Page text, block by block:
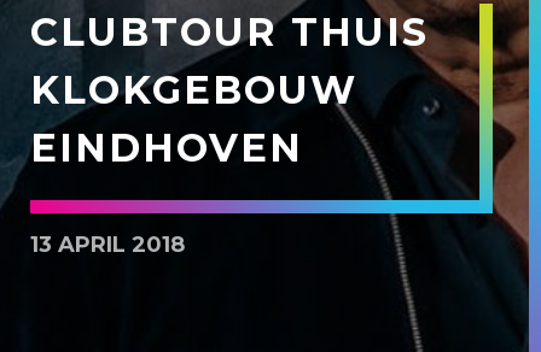
CLUBTOUR THUIS
KLOKGEBOUW
EINDHOVEN
13 APRIL 2018